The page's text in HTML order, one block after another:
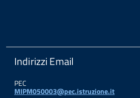
Indirizzi Email
PEC
MIPM050003@pec.istruzione.it